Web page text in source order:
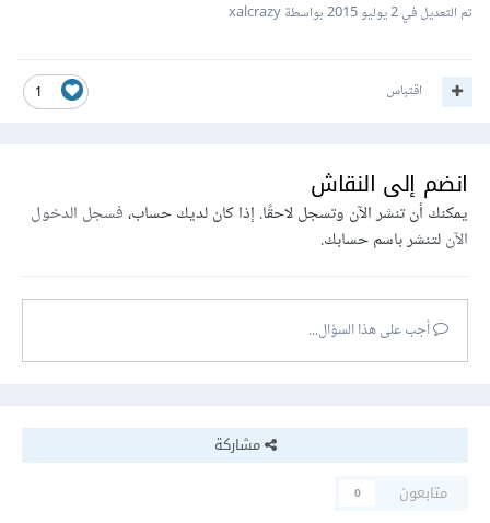
تم التعديل في2 يوليو 2015 بواسطة xalcrazy
1 اقتباس
انضم إلى النقاش
يمكنك أن تنشر الآن وتسجل لاحقًا. إذا كان لديك حساب،فسجل الدخول
الآنلتنشر باسم حسابك.
أجب على هذا السؤال...
مشاركة
متابعون
0